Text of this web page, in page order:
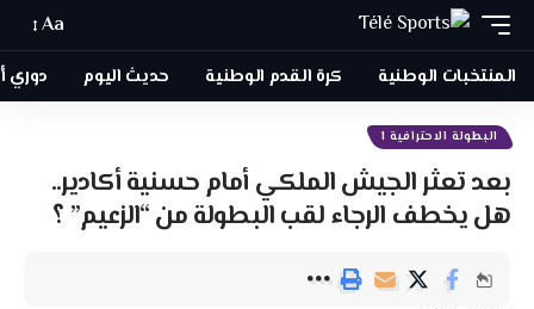
Aa
المنتخبات الوطنية كرة القدم الوطنية حديث اليوم دوري
البطولة الاحترافية 1
بعد تعثر الجيش الملكي أمام حسنية أكادير..
هل يخطف الرجاء لقب البطولة من “الزعيم” ؟